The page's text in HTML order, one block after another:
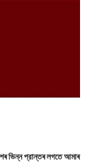
ভিন্ন প্রান্তৰ লগতে আমাৰ